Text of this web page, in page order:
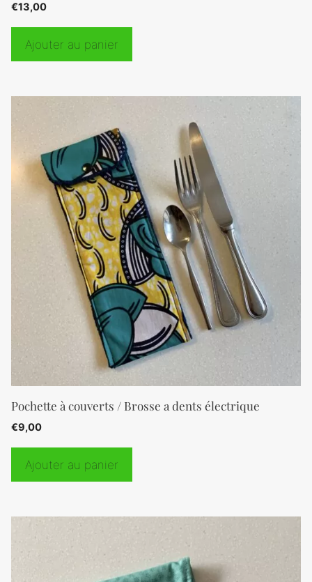
€13,00
Ajouter au panier
Pochette à couverts / Brosse a dents électrique
€9,00
Ajouter au panier